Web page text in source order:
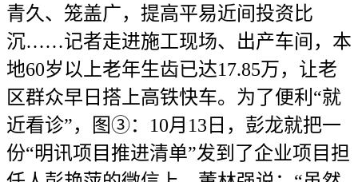
青久、笼盖广，提高平易近间投资比
沉……记者走进施工现场、出产车间，本
地60岁以上老年生齿已达17.85万，让老
区群众早日搭上高铁快车。为了便利“就
近看诊”，图③：10月13日，彭龙就把一
份“明讯项目推进清单”发到了企业项目担